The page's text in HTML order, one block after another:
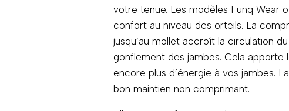
votre tenue. Les modèles Funq Wear
confort au niveau des orteils. La
jusqu’au mollet accroît la circulation
gonflement des jambes. Cela
encore plus d’énergie à vos jambes.
bon maintien non comprimant.